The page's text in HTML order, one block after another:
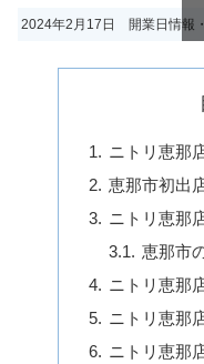
2024年2月17日 開業日情報
ニトリ恵那
恵那市初出
ニトリ恵那
恵那市
ニトリ恵那
ニトリ恵那
ニトリ恵那